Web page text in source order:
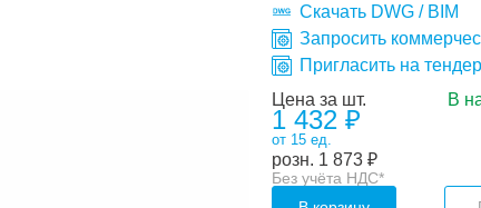
Скачать DWG / BIM
Запросить
Пригласить на тендер
Цена за шт.
1 432 ₽
от 15 ед.
розн. 1 873 ₽
В
Без учёта НДС*